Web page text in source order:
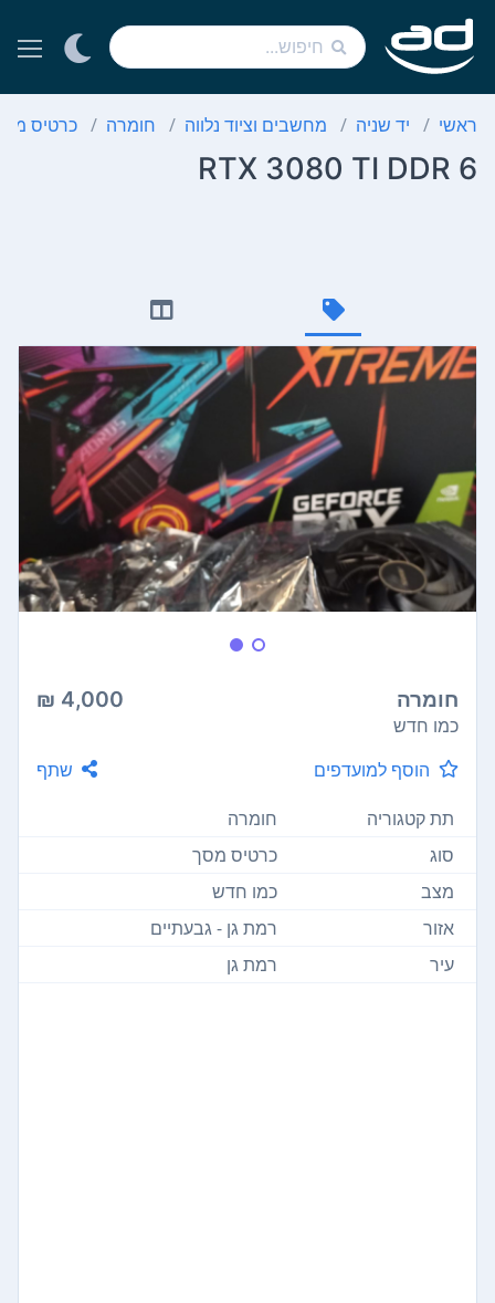
ראשי יד שניה מחשבים וציוד נלווה חומרה כרטיס
RTX 3080 TI DDR 6
חומרה 4,000 ₪
כמו חדש
הוסף למועדפים
שתף
תת קטגוריה
חומרה
סוג
כרטיס מסך
מצב
כמו חדש
אזור
רמת גן - גבעתיים
עיר
רמת גן